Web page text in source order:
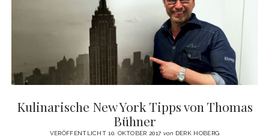
Kulinarische New York Tipps von Thomas
Bühner
VERÖFFENTLICHT 10. OKTOBER 2017 von DERK HOBERG